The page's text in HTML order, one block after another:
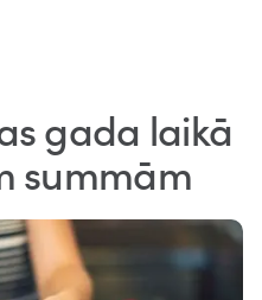
gada laikā
summām